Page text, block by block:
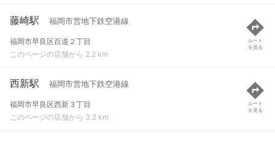
藤崎駅 福岡市営地下鉄空港線
福岡市早良区百道２丁目
このページの店舗から 2.2 km
ルート
を見る
西新駅 福岡市営地下鉄空港線
福岡市早良区西新３丁目
このページの店舗から 3.2 km
ルート
を見る